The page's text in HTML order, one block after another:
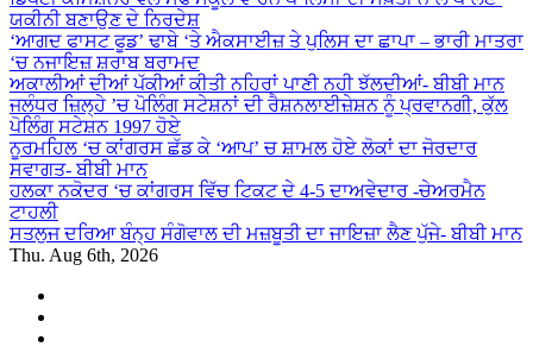
ਯਕੀਨੀ ਬਣਾਉਣ ਦੇ ਨਿਰਦੇਸ਼
‘ਆਗਦ ਫਾਸਟ ਫੂਡ’ ਢਾਬੇ ‘ਤੇ ਐਕਸਾਈਜ਼ ਤੇ ਪੁਲਿਸ ਦਾ ਛਾਪਾ – ਭਾਰੀ ਮਾਤਰਾ
‘ਚ ਨਜਾਇਜ਼ ਸ਼ਰਾਬ ਬਰਾਮਦ
ਅਕਾਲੀਆਂ ਦੀਆਂ ਪੱਕੀਆਂ ਕੀਤੀ ਨਹਿਰਾਂ ਪਾਣੀ ਨਹੀ ਝੱਲਦੀਆਂ- ਬੀਬੀ ਮਾਨ
ਜਲੰਧਰ ਜ਼ਿਲ੍ਹੇ ’ਚ ਪੋਲਿੰਗ ਸਟੇਸ਼ਨਾਂ ਦੀ ਰੈਸ਼ਨਲਾਈਜ਼ੇਸ਼ਨ ਨੂੰ ਪ੍ਰਵਾਨਗੀ, ਕੁੱਲ
ਪੋਲਿੰਗ ਸਟੇਸ਼ਨ 1997 ਹੋਏ
ਨੂਰਮਹਿਲ ‘ਚ ਕਾਂਗਰਸ ਛੱਡ ਕੇ ‘ਆਪ’ ਚ ਸ਼ਾਮਲ ਹੋਏ ਲੋਕਾਂ ਦਾ ਜੋਰਦਾਰ
ਸਵਾਗਤ- ਬੀਬੀ ਮਾਨ
ਹਲਕਾ ਨਕੋਦਰ ‘ਚ ਕਾਂਗਰਸ ਵਿੱਚ ਟਿਕਟ ਦੇ 4-5 ਦਾਅਵੇਦਾਰ -ਚੇਅਰਮੈਨ
ਟਾਹਲੀ
ਸਤਲੁਜ ਦਰਿਆ ਬੰਨ੍ਹ ਸੰਗੋਵਾਲ ਦੀ ਮਜ਼ਬੂਤੀ ਦਾ ਜਾਇਜ਼ਾ ਲੈਣ ਪੁੱਜੇ- ਬੀਬੀ ਮਾਨ
Thu. Aug 6th, 2026